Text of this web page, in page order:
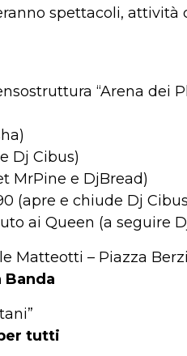
spettacoli,
“Arena dei
Dj Cibus)
MrPine e DjBread)
(apre e chiude Dj
ai Queen (a seguire
Matteotti – Piazza
Banda
tutti